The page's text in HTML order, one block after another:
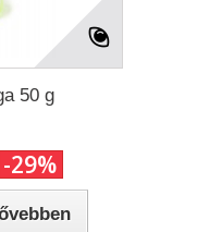
50 g
-29%